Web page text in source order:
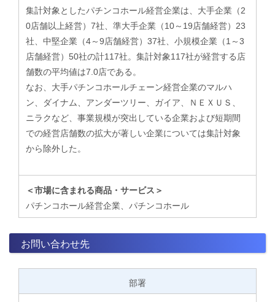
集計対象としたパチンコホール経営企業は、大手企業（2
0店舗以上経営）7社、準大手企業（10～19店舗経営）23
社、中堅企業（4～9店舗経営）37社、小規模企業（1～3
店舗経営）50社の計117社。集計対象117社が経営する店
舗数の平均値は7.0店である。
なお、大手パチンコホールチェーン経営企業のマルハ
ン、ダイナム、アンダーツリー、ガイア、ＮＥＸＵＳ、
ニラクなど、事業規模が突出している企業および短期間
での経営店舗数の拡大が著しい企業については集計対象
から除外した。
＜市場に含まれる商品・サービス＞
パチンコホール経営企業、パチンコホール
お問い合わせ先
部署